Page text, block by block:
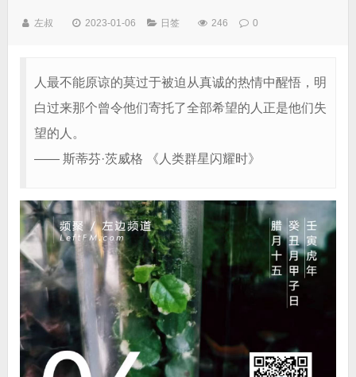
左叔 2023-01-06 日签 246 0
人最不能原谅的莫过于被迫从真诚的热情中醒悟，明
白过来那个曾令他们寄托了全部希望的人正是他们失
望的人。
—— 斯蒂芬·茨威格 《人类群星闪耀时》